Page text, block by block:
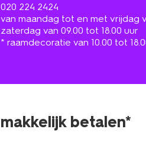
020 224 2424
van maandag tot en met vrijdag
zaterdag van 09.00 tot 18.00 uur
* raamdecoratie van 10.00 tot
makkelijk betalen*